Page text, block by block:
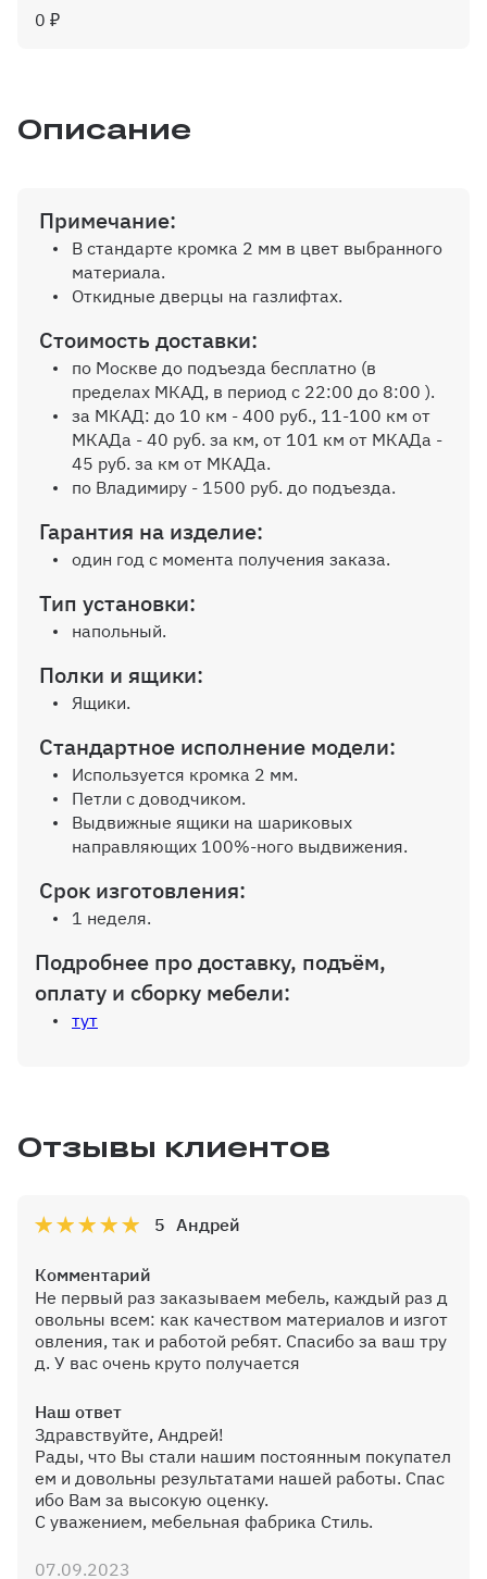
0 ₽
Описание
Примечание:
В стандарте кромка 2 мм в цвет выбранного
материала.
Откидные дверцы на газлифтах.
Стоимость доставки:
по Москве до подъезда бесплатно (в
пределах МКАД, в период с 22:00 до 8:00 ).
за МКАД: до 10 км - 400 руб., 11-100 км от
МКАДа - 40 руб. за км, от 101 км от МКАДа -
45 руб. за км от МКАДа.
по Владимиру - 1500 руб. до подъезда.
Гарантия на изделие:
один год с момента получения заказа.
Тип установки:
напольный.
Полки и ящики:
Ящики.
Стандартное исполнение модели:
Используется кромка 2 мм.
Петли с доводчиком.
Выдвижные ящики на шариковых
направляющих 100%-ного выдвижения.
Срок изготовления:
1 неделя.
Подробнее про доставку, подъём,
оплату и сборку мебели:
тут
Отзывы клиентов
5 Андрей
Комментарий
Не первый раз заказываем мебель, каждый раз д
овольны всем: как качеством материалов и изгот
овления, так и работой ребят. Спасибо за ваш тру
д. У вас очень круто получается
Наш ответ
Здравствуйте, Андрей!
Рады, что Вы стали нашим постоянным покупател
ем и довольны результатами нашей работы. Спас
ибо Вам за высокую оценку.
С уважением, мебельная фабрика Стиль.
07.09.2023